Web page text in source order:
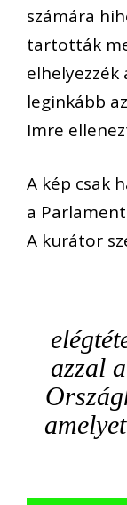
számára
tartották
leginkább
Imre
A kép csak
a
A kurátor
azzal